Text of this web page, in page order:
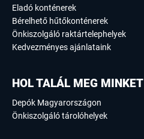
Eladó konténerek
Bérelhető hűtőkonténerek
Önkiszolgáló raktártelephelyek
Kedvezményes ajánlataink
HOL TALÁL MEG MINKET
Depók Magyarországon
Önkiszolgáló tárolóhelyek